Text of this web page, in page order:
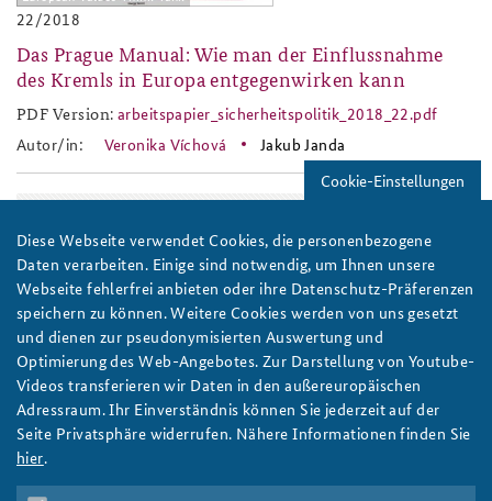
22/2018
Das Prague Manual: Wie man der Einflussnahme
des Kremls in Europa entgegenwirken kann
PDF Version: arbeitspapier_sicherheitspolitik_2018_22.pdf
Autor/in:
Veronika Víchová Jakub Janda
baks-logo_neu.png
11/2016
The Lisa Case: STRATCOM Lessons for European
states
Cookie-Einstellungen
Diese Webseite verwendet Cookies, die personenbezogene
Daten verarbeiten. Einige sind notwendig, um Ihnen unsere
Webseite fehlerfrei anbieten oder ihre Datenschutz-Präferenzen
speichern zu können. Weitere Cookies werden von uns gesetzt
und dienen zur pseudonymisierten Auswertung und
Optimierung des Web-Angebotes. Zur Darstellung von Youtube-
Videos transferieren wir Daten in den außereuropäischen
Adressraum. Ihr Einverständnis können Sie jederzeit auf der
Seite Privatsphäre widerrufen. Nähere Informationen finden Sie
hier.